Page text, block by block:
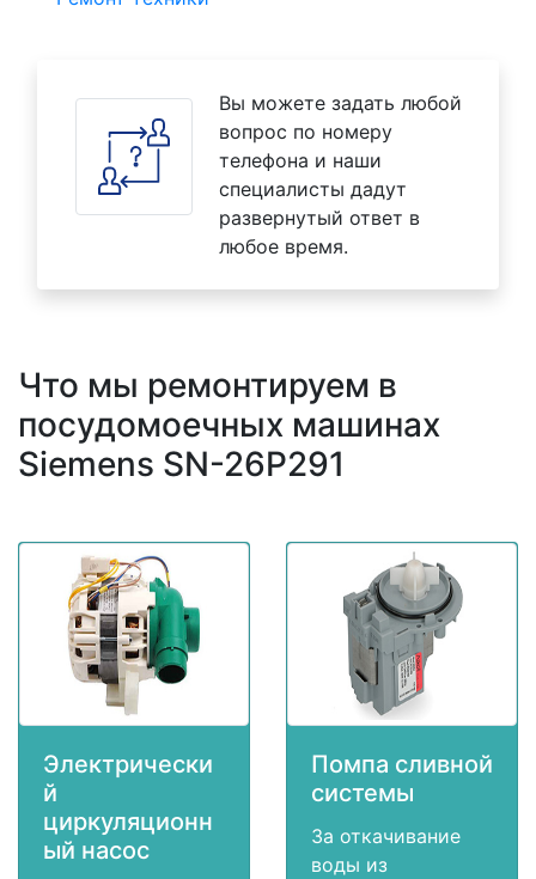
Вы можете задать любой
вопрос по номеру
телефона и наши
специалисты дадут
развернутый ответ в
любое время.
Что мы ремонтируем в
посудомоечных машинах
Siemens SN-26P291
Электрически
й
циркуляционн
ый насос
Помпа сливной
системы
За откачивание
воды из